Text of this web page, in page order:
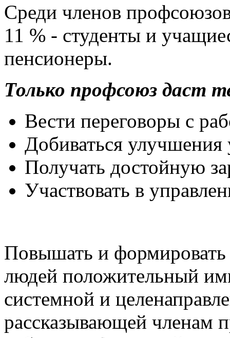
Среди членов
11 % - студенты и
пенсионеры.
Только профсоюз даст
Вести переговоры с
Добиваться улучшения
Получать достойную
Участвовать в
Повышать и
людей положительный
системной и
рассказывающей членам